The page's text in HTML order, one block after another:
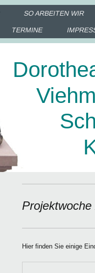
SO ARBEITEN WIR
TERMINE
Hier finden Sie einige